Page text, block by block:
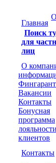
Главная
Поиск
для
лиц
О
Вакансии
Контакты
Бонусная
программа
лояльности
клиентов
Контакты